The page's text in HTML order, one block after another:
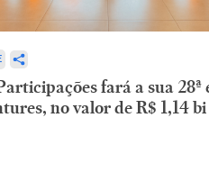
fará a sua 28ª
no valor de R$ 1,14 bi